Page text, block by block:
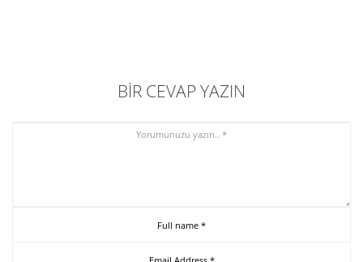
BIR CEVAP YAZIN